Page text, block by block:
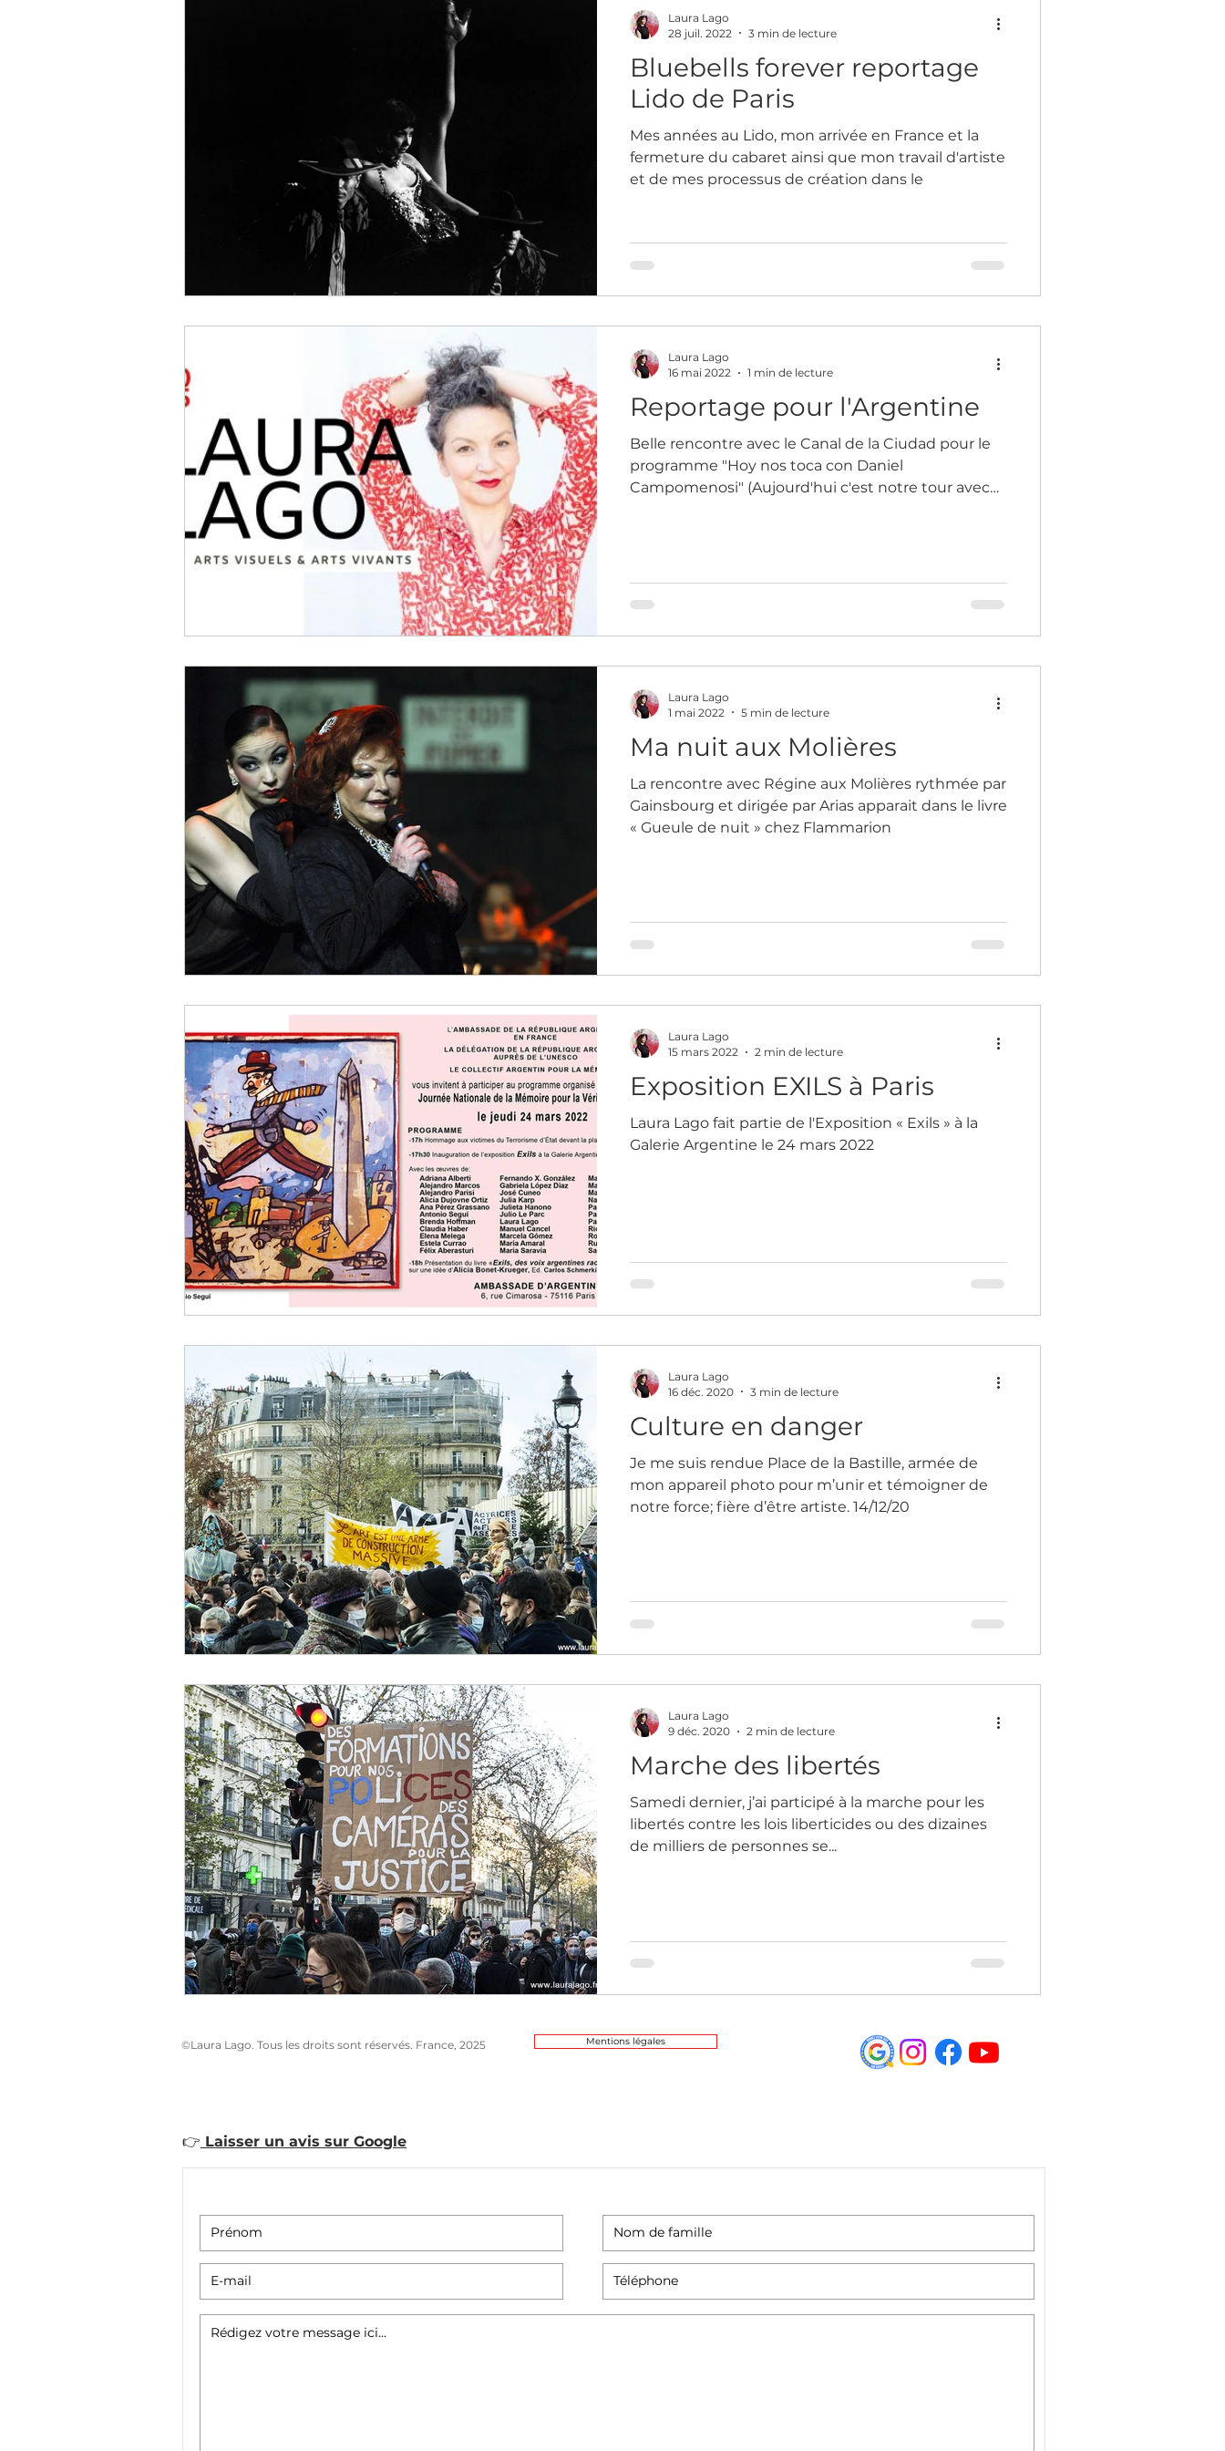
Bluebells forever reportage
Lido de Paris
Mes années au Lido, mon arrivée en France et la
fermeture du cabaret ainsi que mon travail d'artiste
et de mes processus de création dans le
Laura Lago
28 juil. 2022
3 min de lecture
Reportage pour l'Argentine
Belle rencontre avec le Canal de la Ciudad pour le
programme "Hoy nos toca con Daniel
Campomenosi" (Aujourd'hui c'est notre tour avec
de ma vie. Ce qui me manque à Buenos Aires, ce
l'avenir. Merci pour cette reconnaissance du
chemin que j'ai
Laura Lago
16 mai 2022
1 min de lecture
Ma nuit aux Molières
La rencontre avec Régine aux Molières rythmée par
Gainsbourg et dirigée par Arias apparait dans le livre
« Gueule de nuit » chez Flammarion
Laura Lago
1 mai 2022
5 min de lecture
Exposition EXILS à Paris
Laura Lago fait partie de l'Exposition « Exils » à la
Galerie Argentine le 24 mars 2022
Laura Lago
15 mars 2022
2 min de lecture
Culture en danger
Je me suis rendue Place de la Bastille, armée de
mon appareil photo pour m’unir et témoigner de
notre force; fière d’être artiste. 14/12/20
Laura Lago
16 déc. 2020
3 min de lecture
Marche des libertés
Samedi dernier, j’ai participé à la marche pour les
libertés contre les lois liberticides ou des dizaines
de milliers de personnes se...
Laura Lago
9 déc. 2020
2 min de lecture
©Laura Lago. Tous les droits sont réservés. France, 2025 Mentions légales
👉 Laisser un avis sur Google